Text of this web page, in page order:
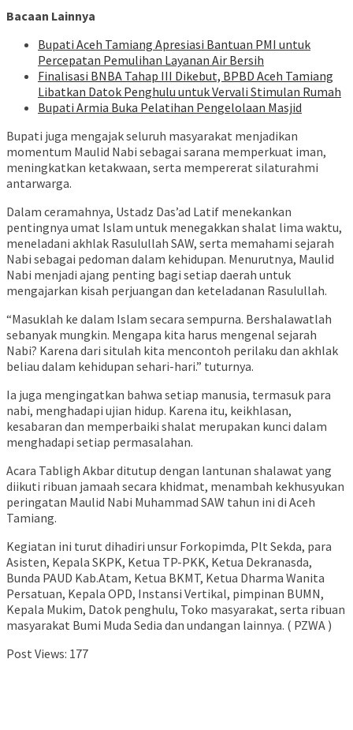
Bacaan Lainnya
Bupati Aceh Tamiang Apresiasi Bantuan PMI untuk
Percepatan Pemulihan Layanan Air Bersih
Finalisasi BNBA Tahap III Dikebut, BPBD Aceh Tamiang
Libatkan Datok Penghulu untuk Vervali Stimulan Rumah
Bupati Armia Buka Pelatihan Pengelolaan Masjid
Bupati juga mengajak seluruh masyarakat menjadikan
momentum Maulid Nabi sebagai sarana memperkuat iman,
meningkatkan ketakwaan, serta mempererat silaturahmi
antarwarga.
Dalam ceramahnya, Ustadz Das’ad Latif menekankan
pentingnya umat Islam untuk menegakkan shalat lima waktu,
meneladani akhlak Rasulullah SAW, serta memahami sejarah
Nabi sebagai pedoman dalam kehidupan. Menurutnya, Maulid
Nabi menjadi ajang penting bagi setiap daerah untuk
mengajarkan kisah perjuangan dan keteladanan Rasulullah.
“Masuklah ke dalam Islam secara sempurna. Bershalawatlah
sebanyak mungkin. Mengapa kita harus mengenal sejarah
Nabi? Karena dari situlah kita mencontoh perilaku dan akhlak
beliau dalam kehidupan sehari-hari.” tuturnya.
Ia juga mengingatkan bahwa setiap manusia, termasuk para
nabi, menghadapi ujian hidup. Karena itu, keikhlasan,
kesabaran dan memperbaiki shalat merupakan kunci dalam
menghadapi setiap permasalahan.
Acara Tabligh Akbar ditutup dengan lantunan shalawat yang
diikuti ribuan jamaah secara khidmat, menambah kekhusyukan
peringatan Maulid Nabi Muhammad SAW tahun ini di Aceh
Tamiang.
Kegiatan ini turut dihadiri unsur Forkopimda, Plt Sekda, para
Asisten, Kepala SKPK, Ketua TP-PKK, Ketua Dekranasda,
Bunda PAUD Kab.Atam, Ketua BKMT, Ketua Dharma Wanita
Persatuan, Kepala OPD, Instansi Vertikal, pimpinan BUMN,
Kepala Mukim, Datok penghulu, Toko masyarakat, serta ribuan
masyarakat Bumi Muda Sedia dan undangan lainnya. ( PZWA )
Post Views: 177